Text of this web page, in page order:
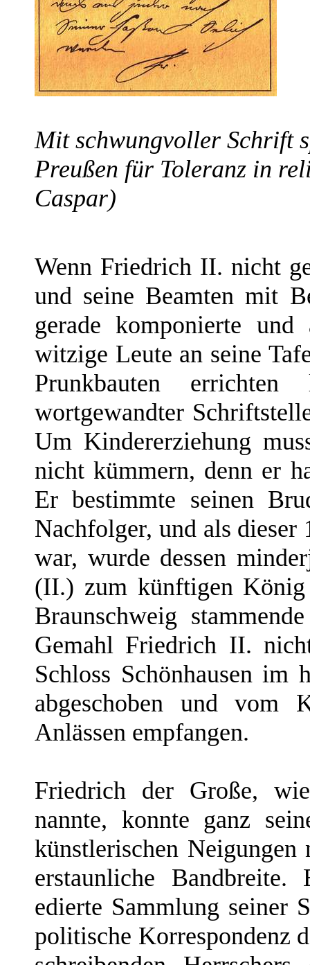
Mit schwungvoller Schrift
Preußen für Toleranz in
Caspar)
Wenn Friedrich II. nicht
und seine Beamten mit
gerade komponierte
witzige Leute an seine
Prunkbauten
wortgewandter
Um Kindererziehung
nicht kümmern, denn er
Er bestimmte seinen
Nachfolger, und als dieser
war, wurde dessen
(II.) zum künftigen König
Braunschweig
Gemahl Friedrich II.
Schloss Schönhausen
abgeschoben und vom
Anlässen empfangen.
Friedrich der Große,
nannte, konnte ganz
künstlerischen Neigungen
erstaunliche
edierte Sammlung seiner
politische Korrespondenz